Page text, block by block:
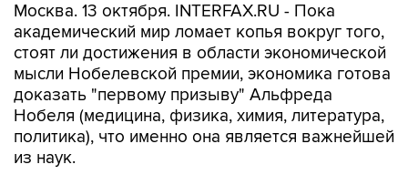
Москва. 13 октября. INTERFAX.RU - Пока
академический мир ломает копья вокруг того,
стоят ли достижения в области экономической
мысли Нобелевской премии, экономика готова
доказать "первому призыву" Альфреда
Нобеля (медицина, физика, химия, литература,
политика), что именно она является важнейшей
из наук.